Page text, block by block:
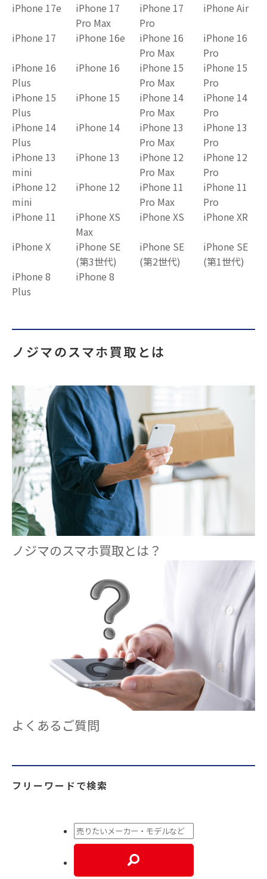
iPhone 17e
iPhone 17
Pro Max
iPhone 17
Pro
iPhone Air
iPhone 17 iPhone 16e
iPhone 16
Pro Max
iPhone 16
Pro
iPhone 16
Plus
iPhone 16
iPhone 15
Pro Max
iPhone 15
Pro
iPhone 15
Plus
iPhone 15
iPhone 14
Pro Max
iPhone 14
Pro
iPhone 14
Plus
iPhone 14
iPhone 13
Pro Max
iPhone 13
Pro
iPhone 13
mini
iPhone 13
iPhone 12
Pro Max
iPhone 12
Pro
iPhone 12
mini
iPhone 12
iPhone 11
Pro Max
iPhone 11
Pro
iPhone 11
iPhone XS
Max
iPhone XS iPhone XR
iPhone X
iPhone SE
(第3世代)
iPhone SE
(第2世代)
iPhone SE
(第1世代)
iPhone 8
Plus
iPhone 8
ノジマのスマホ買取とは
ノジマのスマホ買取とは？
よくあるご質問
フリーワードで検索